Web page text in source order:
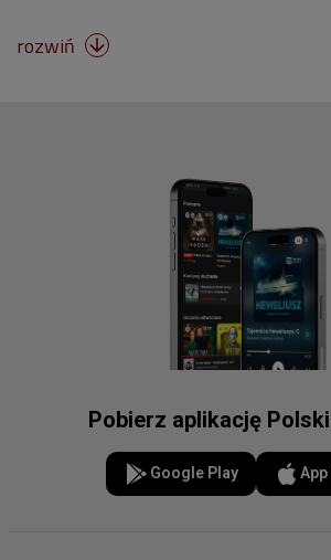
rozwiń 
Pobierz aplikację
Google Play